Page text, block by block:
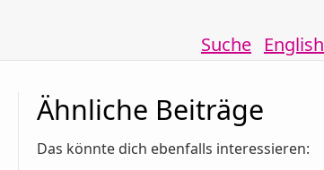
Suche English
Ähnliche Beiträge
Das könnte dich ebenfalls interessieren: